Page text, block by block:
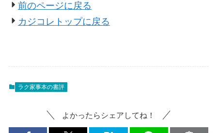
前のページに戻る
カジコレトップに戻る
ラク家事本の書評
よかったらシェアしてね！